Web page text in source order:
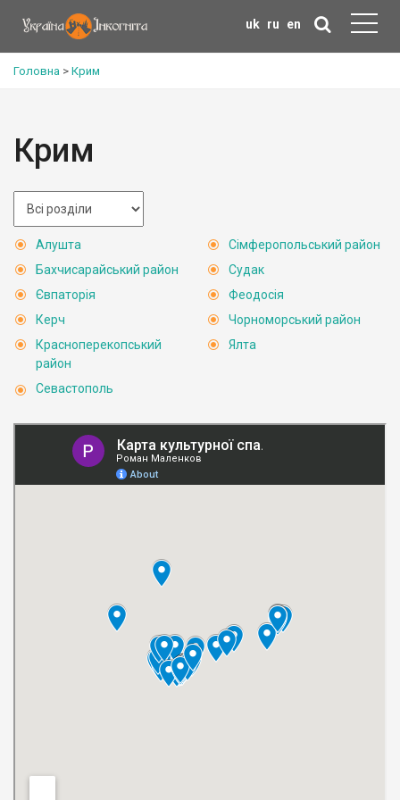
uk ru en
Головна > Крим
Крим
Алушта
Бахчисарайський район
Євпаторія
Керч
Красноперекопський
район
Севастополь
Сімферопольський район
Судак
Феодосія
Чорноморський район
Ялта